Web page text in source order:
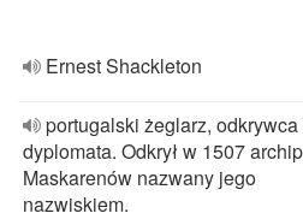
Ernest Shackleton
portugalski żeglarz, odkrywca
dyplomata. Odkrył w 1507
Maskarenów nazwany jego
nazwiskiem.